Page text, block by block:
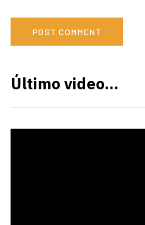
Último video…